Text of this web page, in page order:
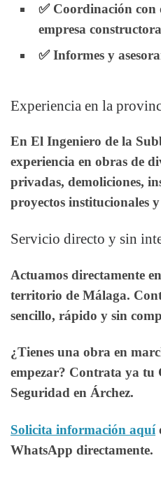
✅ Coordinación con
empresa
✅ Informes y
Experiencia en la
En El Ingeniero de la
experiencia en obras de
privadas, demoliciones,
proyectos institucionales
Servicio directo y sin
Actuamos directamente
territorio de Málaga.
sencillo, rápido y sin
¿Tienes una obra en
empezar? Contrata ya tu
Seguridad en Árchez.
Solicita información aquí
WhatsApp directamente.